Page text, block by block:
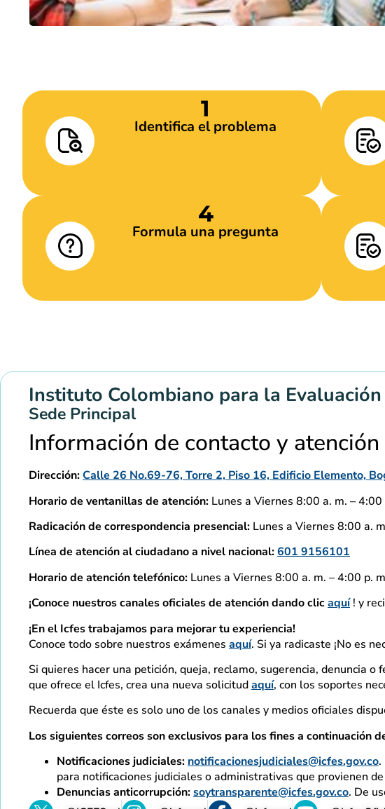
1
Identifica el problema
4
Formula una pregunta
Instituto Colombiano para la Evaluación
Sede Principal
Información de contacto y
Dirección:Calle 26 No.69-76, Torre 2, Piso 16, Edificio Elemento,
Horario de ventanillas de atención: Lunes a Viernes 8:00 a. m. –
Radicación de correspondencia presencial: Lunes a Viernes 8:00 a.
Línea de atención al ciudadano a nivel nacional:601 9156101
Horario de atención telefónico: Lunes a Viernes 8:00 a. m. – 4:00 p.
¡Conoce nuestros canales oficiales de atención dando clicaquí! y
¡En el Icfes trabajamos para mejorar tu experiencia!
Conoce todo sobre nuestros exámenes aquí. Si ya radicaste ¡No es
Si quieres hacer una petición, queja, reclamo, sugerencia, denuncia
que ofrece el Icfes, crea una nueva solicitudaquí, con los soportes
Recuerda que éste es solo uno de los canales y medios oficiales
Los siguientes correos son exclusivos para los fines a continuación
Notificaciones judiciales: notificacionesjudiciales@icfes.gov.co.
para notificaciones judiciales o administrativas que provienen
Denuncias anticorrupción:soytransparente@icfes.gov.co. De